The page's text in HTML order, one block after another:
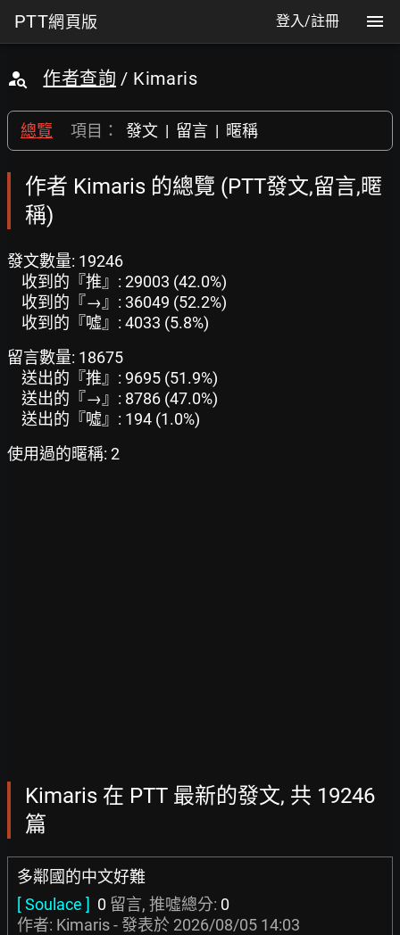
PTT網頁版 登入/註冊
作者查詢 / Kimaris
總覽 項目： 發文 | 留言 | 暱稱
作者 Kimaris 的總覽 (PTT發文,留言,暱
稱)
發文數量: 19246
收到的『推』: 29003 (42.0%)
收到的『→』: 36049 (52.2%)
收到的『噓』: 4033 (5.8%)
留言數量: 18675
送出的『推』: 9695 (51.9%)
送出的『→』: 8786 (47.0%)
送出的『噓』: 194 (1.0%)
使用過的暱稱: 2
Kimaris 在 PTT 最新的發文, 共 19246
篇
多鄰國的中文好難
[ Soulace ] 0 留言, 推噓總分: 0
作者: Kimaris - 發表於 2026/08/05 14:03